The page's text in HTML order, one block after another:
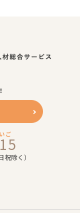
ご
除く）